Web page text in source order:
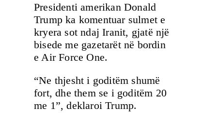
Presidenti amerikan Donald
Trump ka komentuar sulmet e
kryera sot ndaj Iranit, gjatë një
bisede me gazetarët në bordin
e Air Force One.
“Ne thjesht i goditëm shumë
fort, dhe them se i goditëm 20
me 1”, deklaroi Trump.